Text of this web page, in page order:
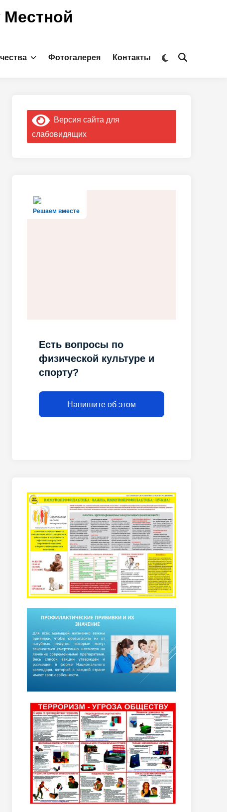
Местной
Фотогалерея Контакты
Переключить
Открыть
Версия сайта для
слабовидящих
Решаем вместе
Есть вопросы по
физической культуре и
спорту?
Напишите об этом